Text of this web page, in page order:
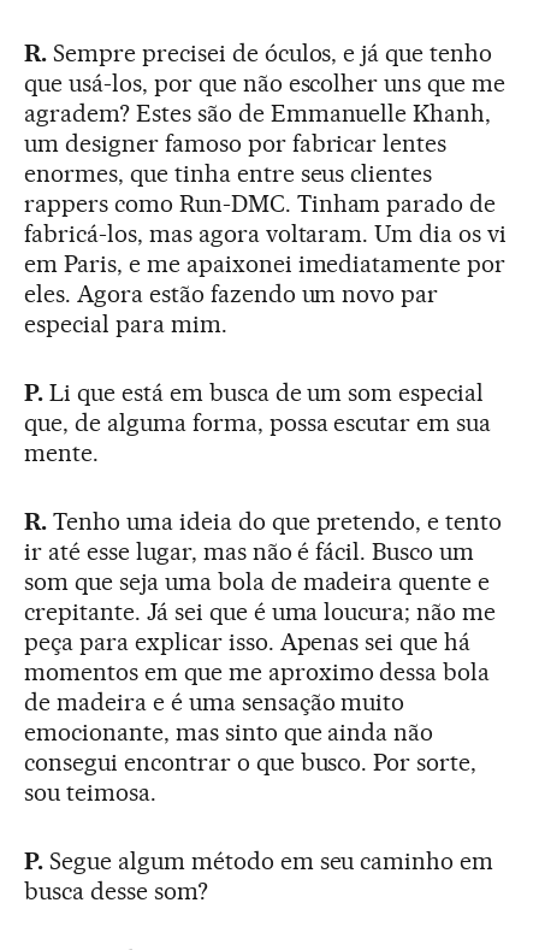
R.Sempre precisei de óculos, e já que tenho
que usá-los, por que não escolher uns que me
agradem? Estes são de Emmanuelle Khanh,
um designer famoso por fabricar lentes
enormes, que tinha entre seus clientes
rappers como Run-DMC. Tinham parado de
fabricá-los, mas agora voltaram. Um dia os vi
em Paris, e me apaixonei imediatamente por
eles. Agora estão fazendo um novo par
especial para mim.
P. Li que está em busca de um som especial
que, de alguma forma, possa escutar em sua
mente.
R.Tenho uma ideia do que pretendo, e tento
ir até esse lugar, mas não é fácil. Busco um
som que seja uma bola de madeira quente e
crepitante. Já sei que é uma loucura; não me
peça para explicar isso. Apenas sei que há
momentos em que me aproximo dessa bola
de madeira e é uma sensação muito
emocionante, mas sinto que ainda não
consegui encontrar o que busco. Por sorte,
sou teimosa.
P. Segue algum método em seu caminho em
busca desse som?